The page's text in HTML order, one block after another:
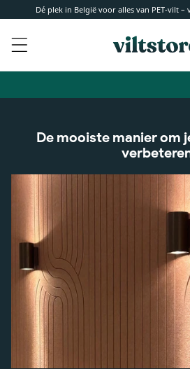
naar de
Dé plek in België voor alles van PET-vilt –
De mooiste manier om